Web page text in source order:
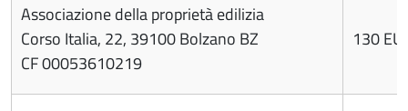
Associazione della proprietà edilizia
Corso Italia, 22, 39100 Bolzano BZ
CF 00053610219
130